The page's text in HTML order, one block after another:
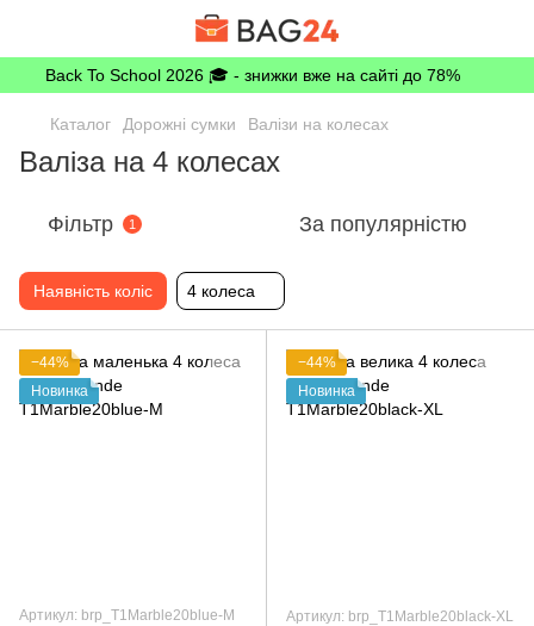
Back To School 2026 🎓 - знижки вже на сайті до 78%
Каталог Дорожні сумки Валізи на колесах
Валіза на 4 колесах
Фільтр 1 За популярністю
Наявність коліс 4 колеса
−44%
Новинка
Артикул: brp_T1Marble20blue-M
−44%
Новинка
Артикул: brp_T1Marble20black-XL